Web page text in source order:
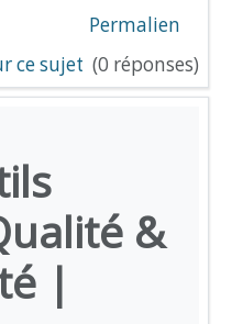
Permalien
ce sujet (0 réponses)
&
|